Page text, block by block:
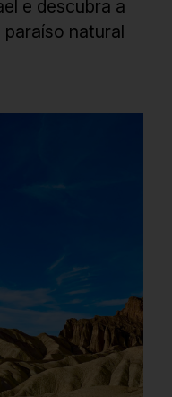
e descubra a
natural